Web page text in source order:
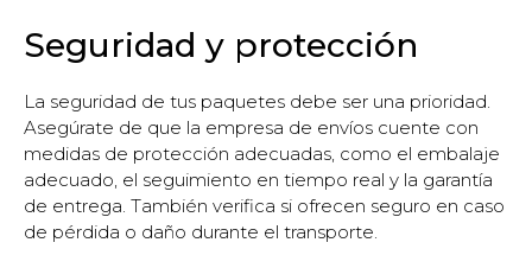
Seguridad y protección
La seguridad de tus paquetes debe ser una prioridad.
Asegúrate de que la empresa de envíos cuente con
medidas de protección adecuadas, como el embalaje
adecuado, el seguimiento en tiempo real y la garantía
de entrega. También verifica si ofrecen seguro en caso
de pérdida o daño durante el transporte.